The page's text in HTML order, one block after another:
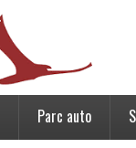
Parc auto